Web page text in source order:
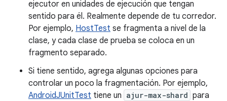
ejecutor en unidades de ejecución que tengan
sentido para él. Realmente depende de tu corredor.
Por ejemplo, HostTest se fragmenta a nivel de la
clase, y cada clase de prueba se coloca en un
fragmento separado.
Si tiene sentido, agrega algunas opciones para
controlar un poco la fragmentación. Por ejemplo,
AndroidJUnitTest tiene un ajur-max-shard para